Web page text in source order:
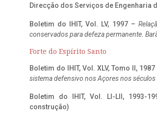
Direcção dos Serviços de Engenharia
Boletim do IHIT, Vol. LV, 1997 –
conservados para defeza permanente.
Forte do Espírito Santo
Boletim do IHIT, Vol. XLV, Tomo II, 1987
sistema defensivo nos Açores nos séculos
Boletim do IHIT, Vol. LI-LII, 1993-
construção)